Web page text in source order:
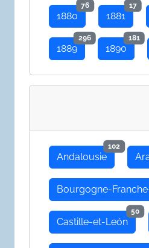
1880
76
1881
17
1889
296
1890
181
Andalousie
102
Bourgogne-
Castille-et-León
50